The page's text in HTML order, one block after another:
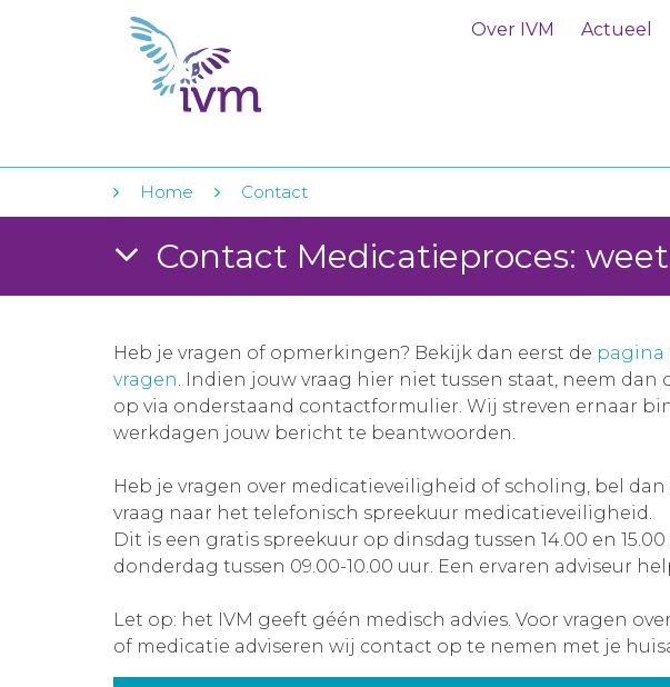
Over IVM Actueel
Home Contact
Contact Medicatieproces:
Heb je vragen of opmerkingen? Bekijk dan eerst de pagina
vragen. Indien jouw vraag hier niet tussen staat, neem dan
op via onderstaand contactformulier. Wij streven ernaar
werkdagen jouw bericht te beantwoorden.
Heb je vragen over medicatieveiligheid of scholing, bel
vraag naar het telefonisch spreekuur medicatieveiligheid.
Dit is een gratis spreekuur op dinsdag tussen 14.00 en
donderdag tussen 09.00-10.00 uur. Een ervaren adviseur
Let op: het IVM geeft géén medisch advies. Voor vragen
of medicatie adviseren wij contact op te nemen met je